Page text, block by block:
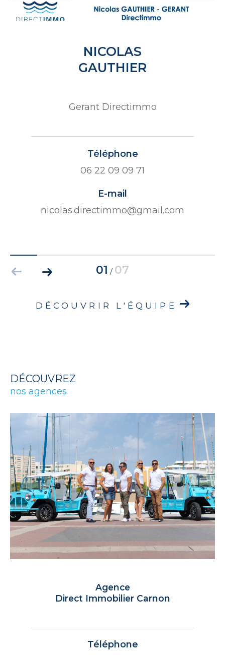
NICOLAS
GAUTHIER
Gerant Directimmo
Téléphone
06 22 09 09 71
E-mail
nicolas.directimmo@gmail.com
01 / 07
DÉCOUVRIR L'ÉQUIPE
DÉCOUVREZ
nos agences
Agence
Direct Immobilier Carnon
Téléphone